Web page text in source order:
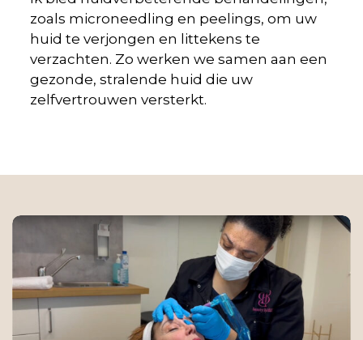
zoals microneedling en peelings, om uw
huid te verjongen en littekens te
verzachten. Zo werken we samen aan een
gezonde, stralende huid die uw
zelfvertrouwen versterkt.